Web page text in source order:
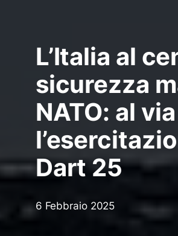
L’Italia al
sicurezza
NATO: al via
Dart 25
6 Febbraio 2025